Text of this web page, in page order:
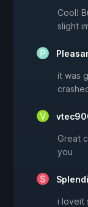
Cool!
slight
it was
Great
you
i loveit